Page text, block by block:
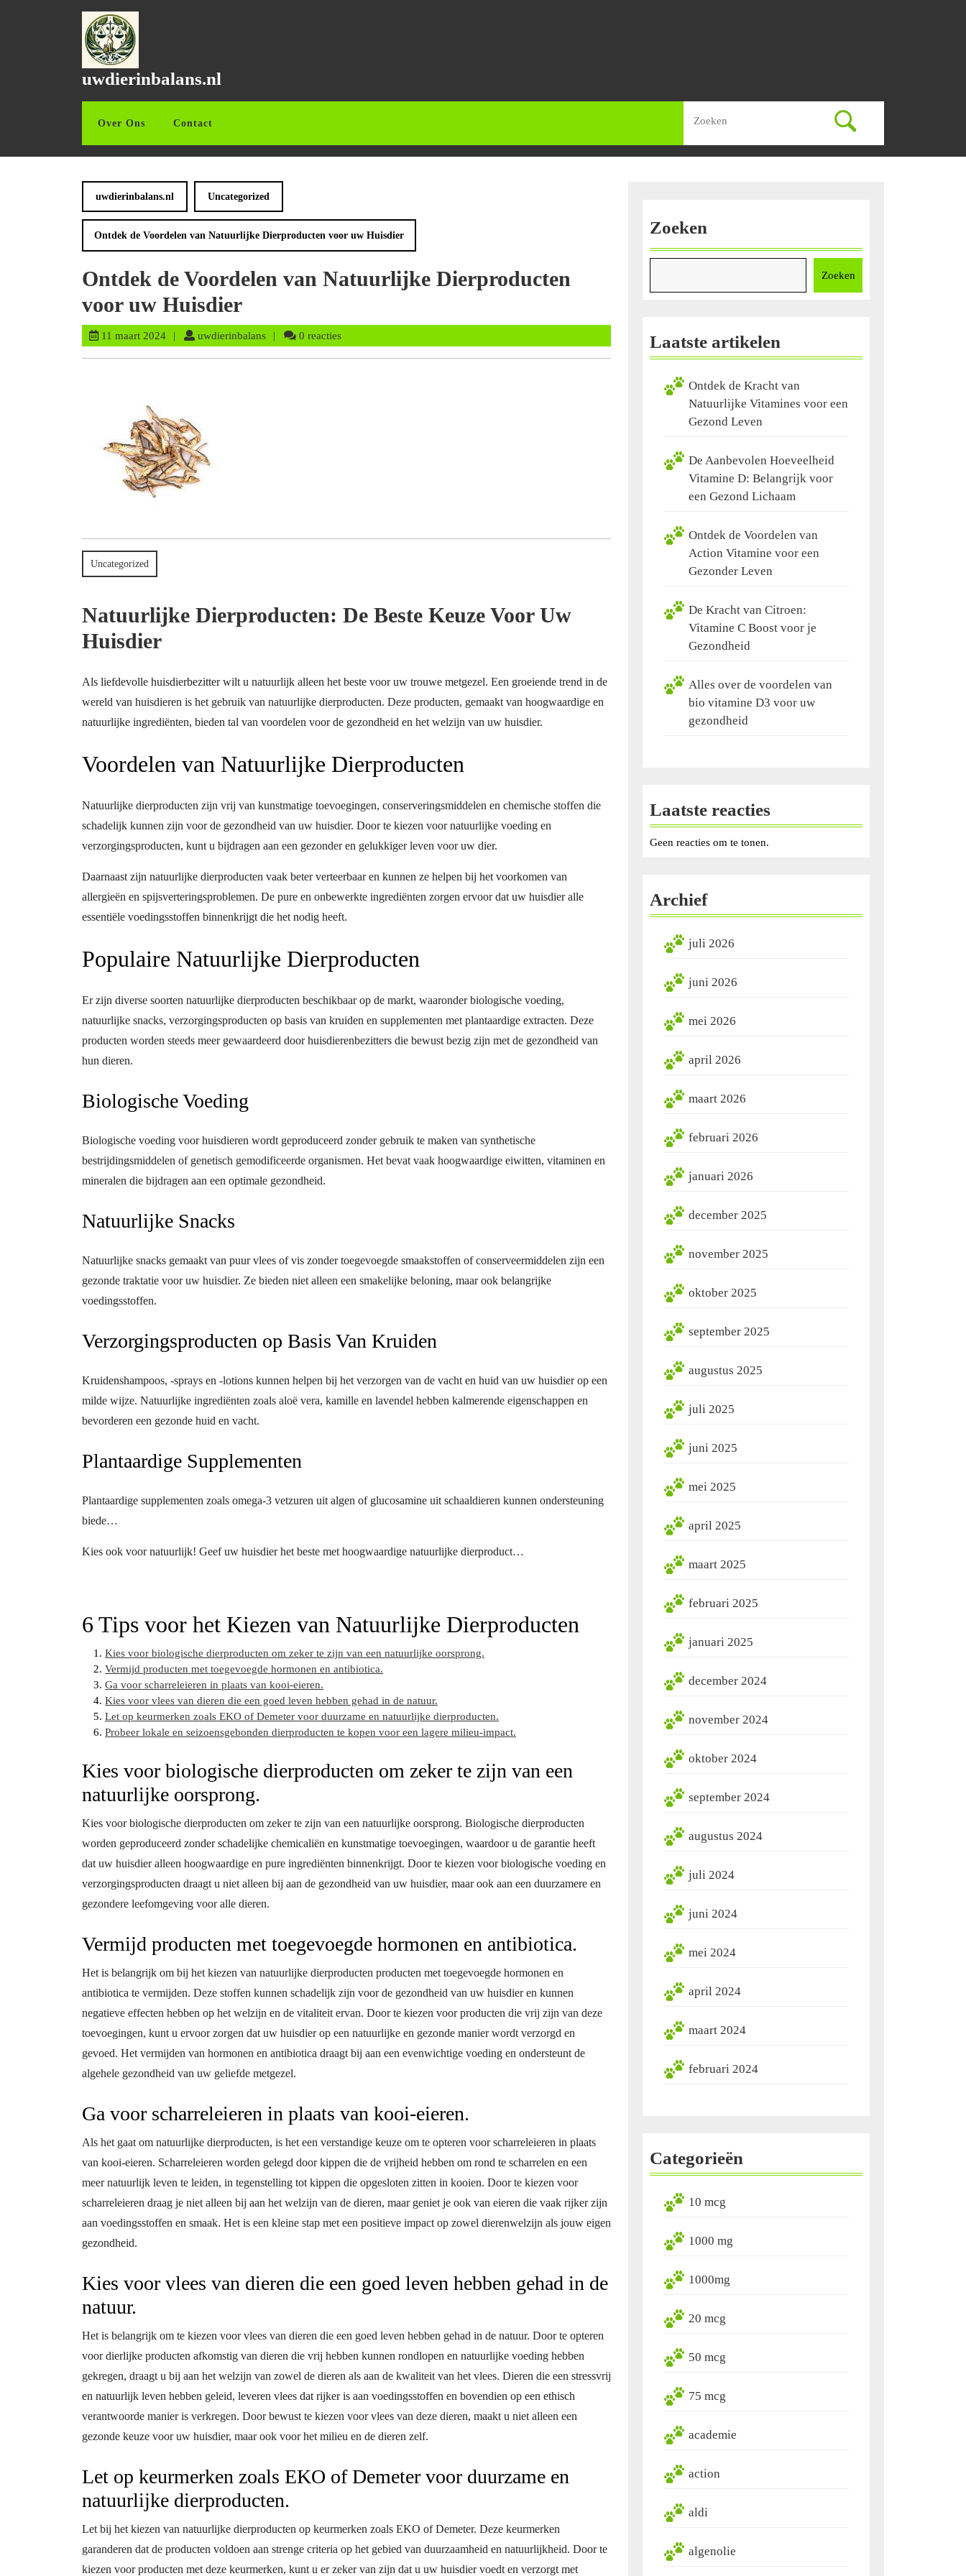
uwdierinbalans.nl
Over Ons Contact
naar:
uwdierinbalans.nl Uncategorized
Ontdek de Voordelen van Natuurlijke Dierproducten voor uw Huisdier
Ontdek de Voordelen van Natuurlijke Dierproducten
voor uw Huisdier
11 maart 202411
uwdierinbalansuwdierinbalans
0 reacties
Uncategorized
Natuurlijke Dierproducten: De Beste Keuze Voor Uw
Huisdier
Als liefdevolle huisdierbezitter wilt u natuurlijk alleen het beste voor uw trouwe metgezel. Een groeiende trend in de
wereld van huisdieren is het gebruik van natuurlijke dierproducten. Deze producten, gemaakt van hoogwaardige en
natuurlijke ingrediënten, bieden tal van voordelen voor de gezondheid en het welzijn van uw huisdier.
Voordelen van Natuurlijke Dierproducten
Natuurlijke dierproducten zijn vrij van kunstmatige toevoegingen, conserveringsmiddelen en chemische stoffen die
schadelijk kunnen zijn voor de gezondheid van uw huisdier. Door te kiezen voor natuurlijke voeding en
verzorgingsproducten, kunt u bijdragen aan een gezonder en gelukkiger leven voor uw dier.
Daarnaast zijn natuurlijke dierproducten vaak beter verteerbaar en kunnen ze helpen bij het voorkomen van
allergieën en spijsverteringsproblemen. De pure en onbewerkte ingrediënten zorgen ervoor dat uw huisdier alle
essentiële voedingsstoffen binnenkrijgt die het nodig heeft.
Populaire Natuurlijke Dierproducten
Er zijn diverse soorten natuurlijke dierproducten beschikbaar op de markt, waaronder biologische voeding,
natuurlijke snacks, verzorgingsproducten op basis van kruiden en supplementen met plantaardige extracten. Deze
producten worden steeds meer gewaardeerd door huisdierenbezitters die bewust bezig zijn met de gezondheid van
hun dieren.
Biologische Voeding
Biologische voeding voor huisdieren wordt geproduceerd zonder gebruik te maken van synthetische
bestrijdingsmiddelen of genetisch gemodificeerde organismen. Het bevat vaak hoogwaardige eiwitten, vitaminen en
mineralen die bijdragen aan een optimale gezondheid.
Natuurlijke Snacks
Natuurlijke snacks gemaakt van puur vlees of vis zonder toegevoegde smaakstoffen of conserveermiddelen zijn een
gezonde traktatie voor uw huisdier. Ze bieden niet alleen een smakelijke beloning, maar ook belangrijke
voedingsstoffen.
Verzorgingsproducten op Basis Van Kruiden
Kruidenshampoos, -sprays en -lotions kunnen helpen bij het verzorgen van de vacht en huid van uw huisdier op een
milde wijze. Natuurlijke ingrediënten zoals aloë vera, kamille en lavendel hebben kalmerende eigenschappen en
bevorderen een gezonde huid en vacht.
Plantaardige Supplementen
Plantaardige supplementen zoals omega-3 vetzuren uit algen of glucosamine uit schaaldieren kunnen ondersteuning
biede…
Kies ook voor natuurlijk! Geef uw huisdier het beste met hoogwaardige natuurlijke dierproduct…
6 Tips voor het Kiezen van Natuurlijke Dierproducten
Kies voor biologische dierproducten om zeker te zijn van een natuurlijke oorsprong.
Vermijd producten met toegevoegde hormonen en antibiotica.
Ga voor scharreleieren in plaats van kooi-eieren.
Kies voor vlees van dieren die een goed leven hebben gehad in de natuur.
Let op keurmerken zoals EKO of Demeter voor duurzame en natuurlijke dierproducten.
Probeer lokale en seizoensgebonden dierproducten te kopen voor een lagere milieu-impact.
Kies voor biologische dierproducten om zeker te zijn van een
natuurlijke oorsprong.
Kies voor biologische dierproducten om zeker te zijn van een natuurlijke oorsprong. Biologische dierproducten
worden geproduceerd zonder schadelijke chemicaliën en kunstmatige toevoegingen, waardoor u de garantie heeft
dat uw huisdier alleen hoogwaardige en pure ingrediënten binnenkrijgt. Door te kiezen voor biologische voeding en
verzorgingsproducten draagt u niet alleen bij aan de gezondheid van uw huisdier, maar ook aan een duurzamere en
gezondere leefomgeving voor alle dieren.
Vermijd producten met toegevoegde hormonen en antibiotica.
Het is belangrijk om bij het kiezen van natuurlijke dierproducten producten met toegevoegde hormonen en
antibiotica te vermijden. Deze stoffen kunnen schadelijk zijn voor de gezondheid van uw huisdier en kunnen
negatieve effecten hebben op het welzijn en de vitaliteit ervan. Door te kiezen voor producten die vrij zijn van deze
toevoegingen, kunt u ervoor zorgen dat uw huisdier op een natuurlijke en gezonde manier wordt verzorgd en
gevoed. Het vermijden van hormonen en antibiotica draagt bij aan een evenwichtige voeding en ondersteunt de
algehele gezondheid van uw geliefde metgezel.
Ga voor scharreleieren in plaats van kooi-eieren.
Als het gaat om natuurlijke dierproducten, is het een verstandige keuze om te opteren voor scharreleieren in plaats
van kooi-eieren. Scharreleieren worden gelegd door kippen die de vrijheid hebben om rond te scharrelen en een
meer natuurlijk leven te leiden, in tegenstelling tot kippen die opgesloten zitten in kooien. Door te kiezen voor
scharreleieren draag je niet alleen bij aan het welzijn van de dieren, maar geniet je ook van eieren die vaak rijker zijn
aan voedingsstoffen en smaak. Het is een kleine stap met een positieve impact op zowel dierenwelzijn als jouw eigen
gezondheid.
Kies voor vlees van dieren die een goed leven hebben gehad in de
natuur.
Het is belangrijk om te kiezen voor vlees van dieren die een goed leven hebben gehad in de natuur. Door te opteren
voor dierlijke producten afkomstig van dieren die vrij hebben kunnen rondlopen en natuurlijke voeding hebben
gekregen, draagt u bij aan het welzijn van zowel de dieren als aan de kwaliteit van het vlees. Dieren die een stressvrij
en natuurlijk leven hebben geleid, leveren vlees dat rijker is aan voedingsstoffen en bovendien op een ethisch
verantwoorde manier is verkregen. Door bewust te kiezen voor vlees van deze dieren, maakt u niet alleen een
gezonde keuze voor uw huisdier, maar ook voor het milieu en de dieren zelf.
Let op keurmerken zoals EKO of Demeter voor duurzame en
natuurlijke dierproducten.
Let bij het kiezen van natuurlijke dierproducten op keurmerken zoals EKO of Demeter. Deze keurmerken
garanderen dat de producten voldoen aan strenge criteria op het gebied van duurzaamheid en natuurlijkheid. Door te
kiezen voor producten met deze keurmerken, kunt u er zeker van zijn dat u uw huisdier voedt en verzorgt met
Zoeken
Zoeken
Laatste artikelen
Ontdek de Kracht van
Natuurlijke Vitamines voor een
Gezond Leven
De Aanbevolen Hoeveelheid
Vitamine D: Belangrijk voor
een Gezond Lichaam
Ontdek de Voordelen van
Action Vitamine voor een
Gezonder Leven
De Kracht van Citroen:
Vitamine C Boost voor je
Gezondheid
Alles over de voordelen van
bio vitamine D3 voor uw
gezondheid
Laatste reacties
Geen reacties om te tonen.
Archief
juli 2026
juni 2026
mei 2026
april 2026
maart 2026
februari 2026
januari 2026
december 2025
november 2025
oktober 2025
september 2025
augustus 2025
juli 2025
juni 2025
mei 2025
april 2025
maart 2025
februari 2025
januari 2025
december 2024
november 2024
oktober 2024
september 2024
augustus 2024
juli 2024
juni 2024
mei 2024
april 2024
maart 2024
februari 2024
Categorieën
10 mcg
1000 mg
1000mg
20 mcg
50 mcg
75 mcg
academie
action
aldi
algenolie